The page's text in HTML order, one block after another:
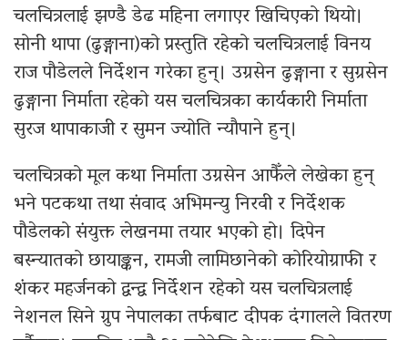
चलचित्रलाई झण्डै डेढ महिना लगाएर खिचिएको थियो।
सोनी थापा (ढुङ्गाना)को प्रस्तुति रहेको चलचित्रलाई विनय
राज पौडेलले निर्देशन गरेका हुन्। उग्रसेन ढुङ्गाना र सुग्रसेन
ढुङ्गाना निर्माता रहेको यस चलचित्रका कार्यकारी निर्माता
सुरज थापाकाजी र सुमन ज्योति न्यौपाने हुन्।
चलचित्रको मूल कथा निर्माता उग्रसेन आफैँले लेखेका हुन्
भने पटकथा तथा संवाद अभिमन्यु निरवी र निर्देशक
पौडेलको संयुक्त लेखनमा तयार भएको हो। दिपेन
बस्न्यातको छायाङ्कन, रामजी लामिछानेको कोरियोग्राफी र
शंकर महर्जनको द्वन्द्व निर्देशन रहेको यस चलचित्रलाई
नेशनल सिने ग्रुप नेपालका तर्फबाट दीपक दंगालले वितरण